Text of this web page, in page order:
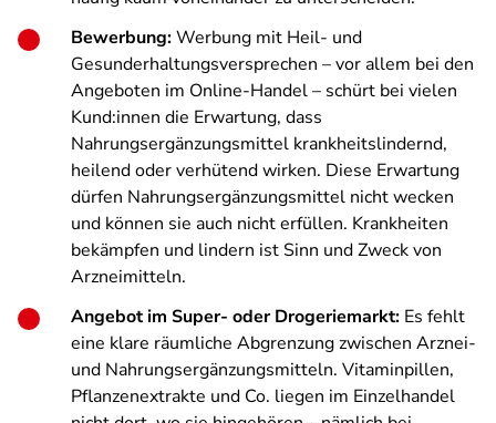
Bewerbung:Werbung mit Heil- und
Gesunderhaltungsversprechen – vor allem bei den
Angeboten im Online-Handel – schürt bei vielen
Kund:innen die Erwartung, dass
Nahrungsergänzungsmittel krankheitslindernd,
heilend oder verhütend wirken. Diese Erwartung
dürfen Nahrungsergänzungsmittel nicht wecken
und können sie auch nicht erfüllen. Krankheiten
bekämpfen und lindern ist Sinn und Zweck von
Arzneimitteln.
Angebot im Super- oder Drogeriemarkt: Es fehlt
eine klare räumliche Abgrenzung zwischen Arznei-
und Nahrungsergänzungsmitteln. Vitaminpillen,
Pflanzenextrakte und Co. liegen im Einzelhandel